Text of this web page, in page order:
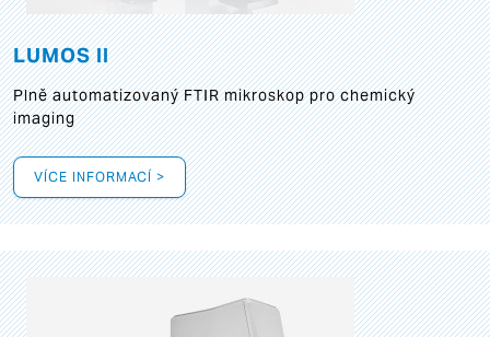
LUMOS II
Plně automatizovaný FTIR mikroskop pro chemický
imaging
VÍCE INFORMACÍ >